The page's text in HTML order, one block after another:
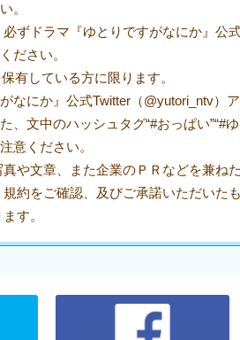
。
ずドラマ『ゆとりですがなにか』公
ださい。
有している方に限ります。
なにか』公式Twitter（@yutori_ntv）
、文中のハッシュタグ“#おっぱい”“#
意ください。
や文章、また企業のＰＲなどを兼ね
約をご確認、及びご承諾いただいた
す。